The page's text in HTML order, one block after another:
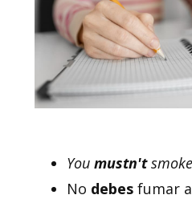
You mustn't
No debesfumar